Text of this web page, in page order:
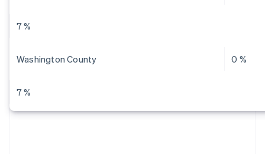
7 %
Washington County 0 %
7 %